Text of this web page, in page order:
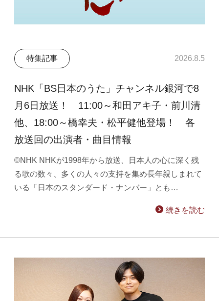
特集記事 2026.8.5
NHK「BS日本のうた」チャンネル銀河で8
月6日放送！ 11:00～和田アキ子・前川清
他、18:00～橋幸夫・松平健他登場！ 各
放送回の出演者・曲目情報
©NHK NHKが1998年から放送、日本人の心に深く残
る歌の数々、多くの人々の支持を集め長年親しまれて
いる「日本のスタンダード・ナンバー」とも…
続きを読む